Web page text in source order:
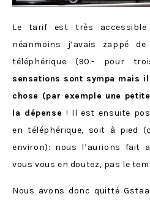
Le tarif est très accessible
néanmoins j’avais zappé
téléphérique (90.- pour
sensations sont sympa mais
chose (par exemple une
la dépense ! Il est ensuite
en téléphérique, soit à pied
environ): nous l’aurions fait
vous vous en doutez, pas le
Nous avons donc quitté